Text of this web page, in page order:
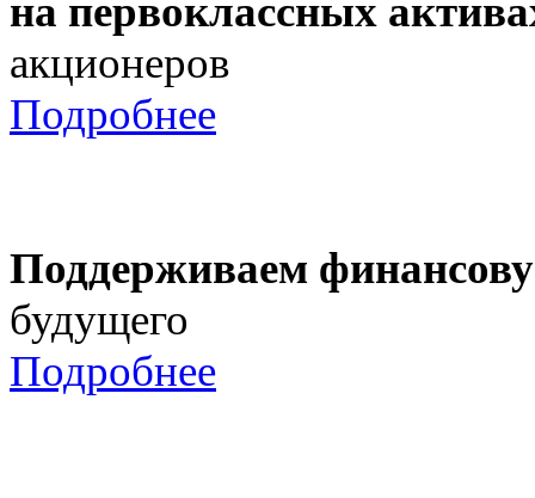
на первоклассных
акционеров
Подробнее
Поддерживаем
будущего
Подробнее